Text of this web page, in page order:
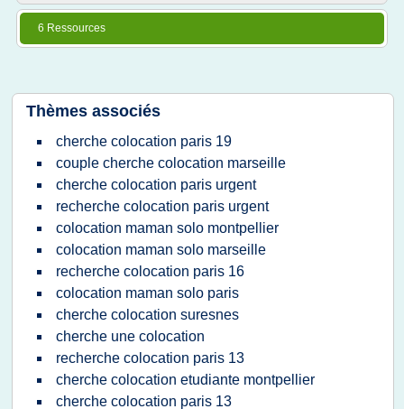
6 Ressources
Thèmes associés
cherche colocation paris 19
couple cherche colocation marseille
cherche colocation paris urgent
recherche colocation paris urgent
colocation maman solo montpellier
colocation maman solo marseille
recherche colocation paris 16
colocation maman solo paris
cherche colocation suresnes
cherche une colocation
recherche colocation paris 13
cherche colocation etudiante montpellier
cherche colocation paris 13